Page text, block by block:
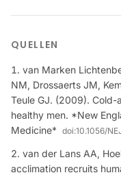
QUELLEN
van Marken
NM, Drossaerts JM,
Teule GJ. (2009).
healthy men. *New
Medicine* doi:10.1056/
van der Lans AA,
acclimation recruits